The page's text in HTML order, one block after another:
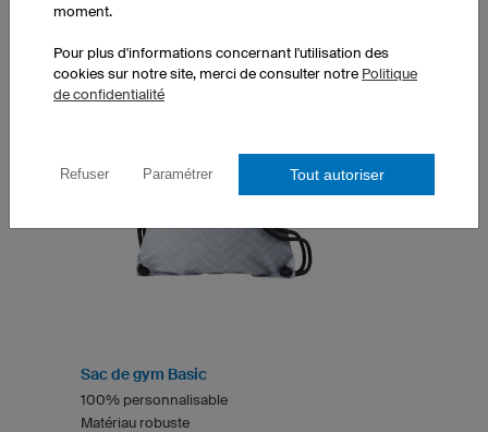
Sac de gym Basic
100% personnalisable
Matériau robuste
moment.
Pour plus d'informations concernant l'utilisation des
cookies sur notre site, merci de consulter notre Politique
de confidentialité
Refuser Paramétrer Tout autoriser